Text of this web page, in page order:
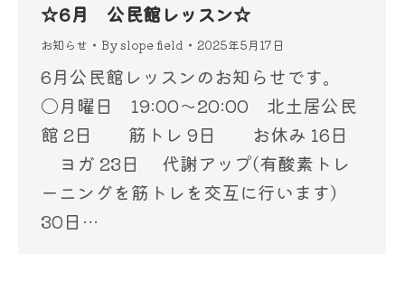
☆6月 公民館レッスン☆
お知らせ Byslope field 2025年5月17日
6月公民館レッスンのお知らせです。
〇月曜日 19:00～20:00 北土居公民
館 2日 筋トレ 9日 お休み 16日
ヨガ 23日 代謝アップ(有酸素トレ
ーニングを筋トレを交互に行います)
30日…